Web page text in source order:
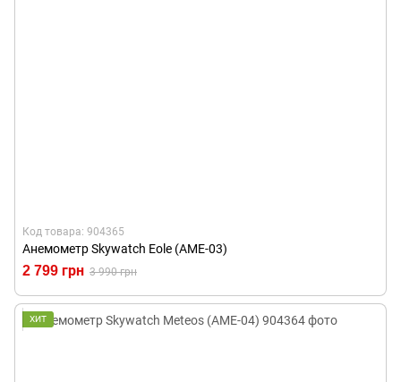
Код товара: 904365
Анемометр Skywatch Eole (AME-03)
2 799 грн 3 990 грн
ХИТ